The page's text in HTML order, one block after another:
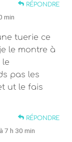
RÉPONDRE
min
tuerie ce
le montre à
le
pas les
ut le fais
RÉPONDRE
7 h 30 min